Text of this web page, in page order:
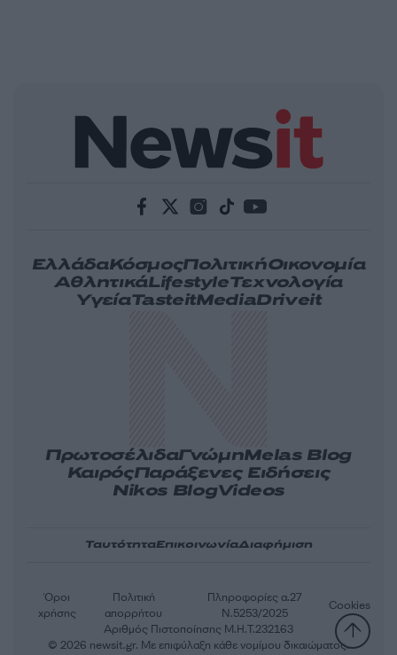
ΕλλάδαΚόσμοςΠολιτικήΟικονομία
ΑθλητικάLifestyleΤεχνολογία
ΥγείαTasteitMediaDriveit
ΠρωτοσέλιδαΓνώμηMelas Blog
ΚαιρόςΠαράξενες Ειδήσεις
Nikos BlogVideos
ΤαυτότηταΕπικοινωνίαΔιαφήμιση
Αριθμός Πιστοποίησης Μ.Η.Τ.232163
Όροι
χρήσης
Πολιτική
απορρήτου
Πληροφορίες α.27
Ν.5253/2025
Cookies
© 2026 newsit.gr. Με επιφύλαξη κάθε νομίμου δικαιώματος.